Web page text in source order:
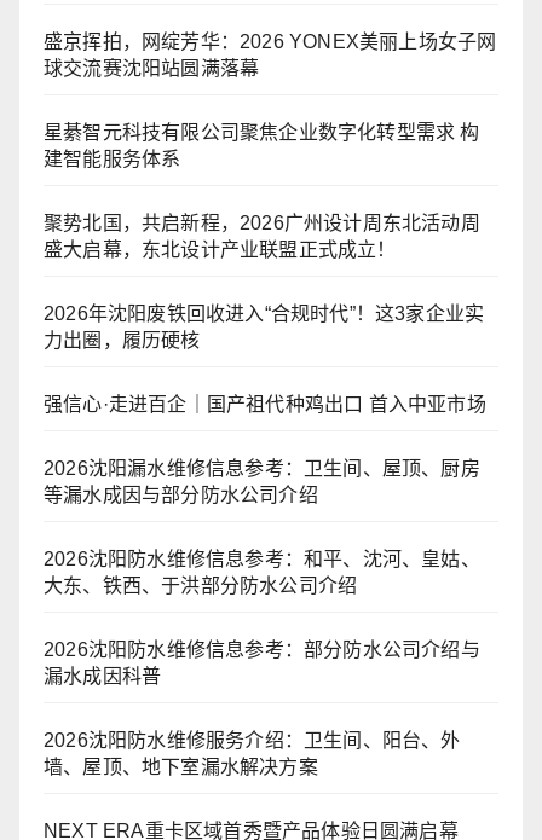
盛京挥拍，网绽芳华：2026 YONEX美丽上场女子网
球交流赛沈阳站圆满落幕
星綦智元科技有限公司聚焦企业数字化转型需求 构
建智能服务体系
聚势北国，共启新程，2026广州设计周东北活动周
盛大启幕，东北设计产业联盟正式成立！
2026年沈阳废铁回收进入“合规时代”！这3家企业实
力出圈，履历硬核
强信心·走进百企｜国产祖代种鸡出口 首入中亚市场
2026沈阳漏水维修信息参考：卫生间、屋顶、厨房
等漏水成因与部分防水公司介绍
2026沈阳防水维修信息参考：和平、沈河、皇姑、
大东、铁西、于洪部分防水公司介绍
2026沈阳防水维修信息参考：部分防水公司介绍与
漏水成因科普
2026沈阳防水维修服务介绍：卫生间、阳台、外
墙、屋顶、地下室漏水解决方案
NEXT ERA重卡区域首秀暨产品体验日圆满启幕